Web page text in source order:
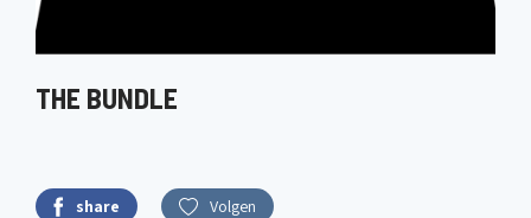
THE BUNDLE
share Volgen